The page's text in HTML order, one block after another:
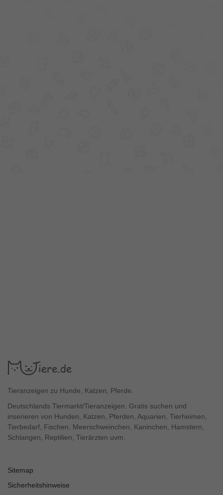
Tieranzeigen zu Hunde, Katzen, Pferde.
Deutschlands Tiermarkt/Tieranzeigen. Gratis suchen und
inserieren von Hunden, Katzen, Pferden, Aquarien, Tierheimen,
Tierbedarf, Fischen, Meerschweinchen, Kaninchen, Hamstern,
Schlangen, Reptilien, Tierärzten uvm.
Sitemap
Sicherheitshinweise